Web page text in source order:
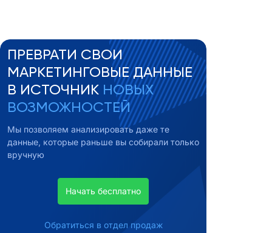
ПРЕВРАТИ СВОИ
МАРКЕТИНГОВЫЕ ДАННЫЕ
В ИСТОЧНИК НОВЫХ
ВОЗМОЖНОСТЕЙ
Мы позволяем анализировать даже те
данные, которые раньше вы собирали только
вручную
Начать бесплатно
Обратиться в отдел продаж